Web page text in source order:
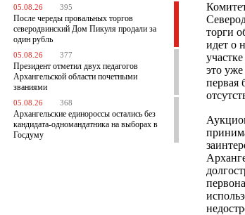
05.08.26 395
После череды провальных торгов
северодвинский Дом Пикуля продали за
один рубль
05.08.26 377
Президент отметил двух педагогов
Архангельской области почетными
званиями
05.08.26 368
Архангельские единороссы остались без
кандидата-одномандатника на выборах в
Госдуму
торги
идет о
это уже
первая